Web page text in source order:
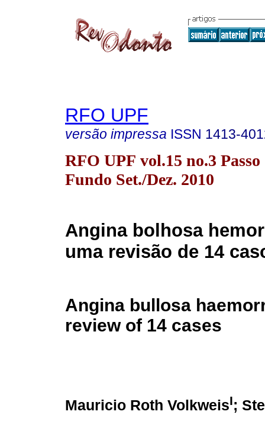
RFO UPF
versão impressa ISSN 1413-
RFO UPF vol.15 no.3 Passo
Fundo Set./Dez. 2010
Angina bolhosa
uma revisão de 14
Angina bullosa
review of 14 cases
Mauricio Roth VolkweisI;